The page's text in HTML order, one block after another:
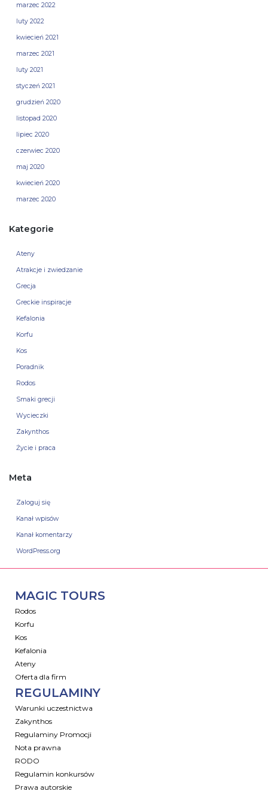
marzec 2022
luty 2022
kwiecień 2021
marzec 2021
luty 2021
styczeń 2021
grudzień 2020
listopad 2020
lipiec 2020
czerwiec 2020
maj 2020
kwiecień 2020
marzec 2020
Kategorie
Ateny
Atrakcje i zwiedzanie
Grecja
Greckie inspiracje
Kefalonia
Korfu
Kos
Poradnik
Rodos
Smaki grecji
Wycieczki
Zakynthos
Życie i praca
Meta
Zaloguj się
Kanał wpisów
Kanał komentarzy
WordPress.org
MAGIC TOURS
Rodos
Korfu
Kos
Kefalonia
Ateny
Oferta dla firm
REGULAMINY
Warunki uczestnictwa
Zakynthos
Regulaminy Promocji
Nota prawna
RODO
Regulamin konkursów
Prawa autorskie